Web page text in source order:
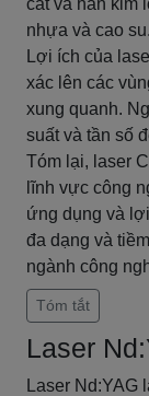
cắt và hàn kim
nhựa và cao su.
Lợi ích của
xác lên các
xung quanh.
suất và tần số
Tóm lại, laser
lĩnh vực công
ứng dụng và
đa dạng và
ngành công
Tóm tắt
Laser
Laser Nd:YAG